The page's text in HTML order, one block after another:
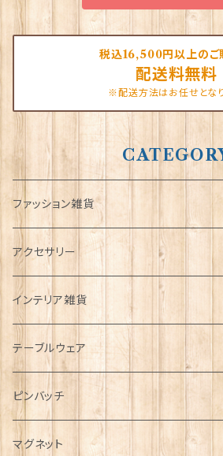
税込16,500円以上のご
配送料無料
※配送方法はお任せとな
ファッション雑貨
タータンネクタイ
帽子
キャップ
ハンチング帽
キャスケット
Tシャツ
マフラー
タータン【Bronte by Moon】
サッシュ
アクセサリー
ORTAK
ブローチ
ペンダント
チャーム
インテリア雑貨
インテリア置物
ラブスプーン
ラブスプーン【SION LLEWELLYN】
ファブリック
テーブルウェア
ティータオル
ペーパーナプキン
ピンバッチ
ジェネラルデザイン
マグネット